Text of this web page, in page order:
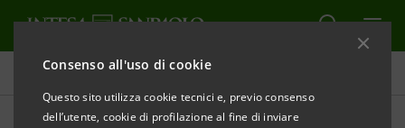
Consenso all'uso di cookie
Questo sito utilizza cookie tecnici e, previo consenso
dell’utente, cookie di profilazione al fine di inviare
Comunicati stampa
STAMPA AGGIORNA